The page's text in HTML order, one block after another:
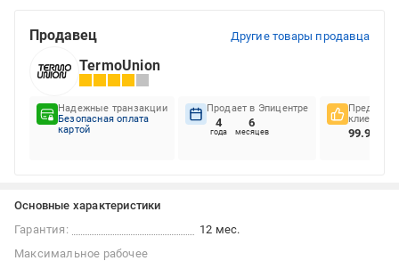
Продавец Другие товары продавца
TermoUnion
Надежные транзакции
Безопасная оплата
картой
Продает в Эпицентре
4
года
6
месяцев
клиентов
99.92%
Основные характеристики
Гарантия:
12 мес.
Максимальное рабочее